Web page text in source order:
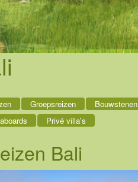
Groepsreizen Bouwstenen
Privé villa's
Bali